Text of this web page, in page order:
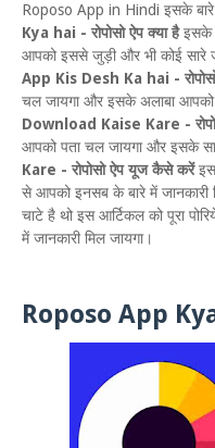
Roposo App in Hindi इसके
Kya hai - रोपोसो ऐप क्या हैइसके
आपको इससे जुड़ी और भी कोई सारे
App Kis Desh Ka hai -
चल जायगा और इसके अलाबा
Download Kaise Kare -
आपको पता चल जायगा और इसके
Kare - रोपोसो ऐप यूज कैसे करें
से आपको इनसब के बारे में जानकारी
चाटे है थो इस आर्टिकल को पूरा
में जानकारी मिल जायगा।
Roposo App Kya